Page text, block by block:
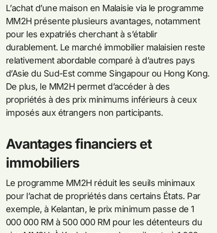
L’achat d’une maison en Malaisie via le programme
MM2H présente plusieurs avantages, notamment
pour les expatriés cherchant à s’établir
durablement. Le marché immobilier malaisien reste
relativement abordable comparé à d’autres pays
d’Asie du Sud-Est comme Singapour ou Hong Kong.
De plus, le MM2H permet d’accéder à des
propriétés à des prix minimums inférieurs à ceux
imposés aux étrangers non participants.
Avantages financiers et
immobiliers
Le programme MM2H réduit les seuils minimaux
pour l’achat de propriétés dans certains États. Par
exemple, à Kelantan, le prix minimum passe de 1
000 000 RM à 500 000 RM pour les détenteurs du